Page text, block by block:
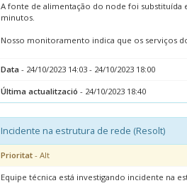
A fonte de alimentação do node foi substituída
minutos.
Nosso monitoramento indica que os serviços
Data - 24/10/2023 14:03 - 24/10/2023 18:00
Última actualització - 24/10/2023 18:40
Incidente na estrutura de rede (Resolt)
Prioritat- Alt
Equipe técnica está investigando incidente na